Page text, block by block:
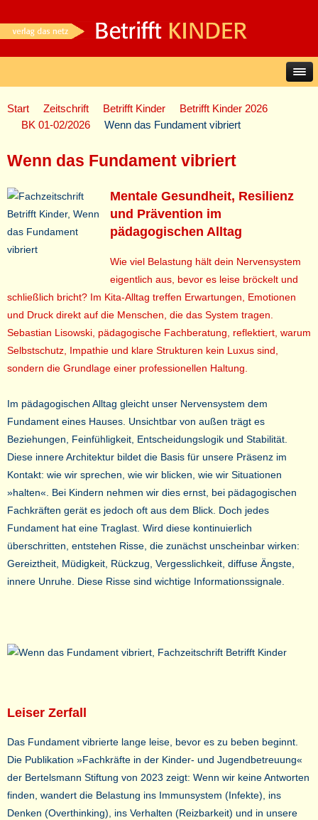
Start Zeitschrift Betrifft Kinder
Betrifft Kinder 2026
BK 01-02/2026
Wenn das Fundament vibriert
Wenn das Fundament vibriert
Mentale Gesundheit, Resilienz
und Prävention im
pädagogischen Alltag
Wie viel Belastung hält dein Nervensystem
eigentlich aus, bevor es leise bröckelt und
schließlich bricht? Im Kita-Alltag treffen Erwartungen, Emotionen
und Druck direkt auf die Menschen, die das System tragen.
Sebastian Lisowski, pädagogische Fachberatung, reflektiert, warum
Selbstschutz, Impathie und klare Strukturen kein Luxus sind,
sondern die Grundlage einer professionellen Haltung.
Im pädagogischen Alltag gleicht unser Nervensystem dem
Fundament eines Hauses. Unsichtbar von außen trägt es
Beziehungen, Feinfühligkeit, Entscheidungslogik und Stabilität.
Diese innere Architektur bildet die Basis für unsere Präsenz im
Kontakt: wie wir sprechen, wie wir blicken, wie wir Situationen
»halten«. Bei Kindern nehmen wir dies ernst, bei pädagogischen
Fachkräften gerät es jedoch oft aus dem Blick. Doch jedes
Fundament hat eine Traglast. Wird diese kontinuierlich
überschritten, entstehen Risse, die zunächst unscheinbar wirken:
Gereiztheit, Müdigkeit, Rückzug, Vergesslichkeit, diffuse Ängste,
innere Unruhe. Diese Risse sind wichtige Informationssignale.
Leiser Zerfall
Das Fundament vibrierte lange leise, bevor es zu beben beginnt.
Die Publikation »Fachkräfte in der Kinder- und Jugendbetreuung«
der Bertelsmann Stiftung von 2023 zeigt: Wenn wir keine Antworten
finden, wandert die Belastung ins Immunsystem (Infekte), ins
Denken (Overthinking), ins Verhalten (Reizbarkeit) und in unsere